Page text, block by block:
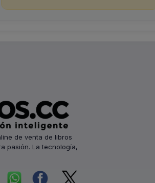
de venta de libros
pasión. La tecnología,